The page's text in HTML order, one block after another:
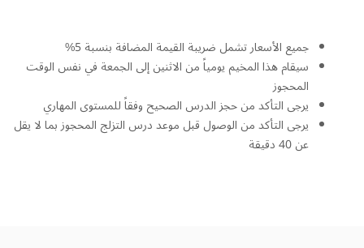
جميع الأسعار تشمل ضريبة القيمة المضافة بنسبة 5%
سيقام هذا المخيم يومياً من الاثنين إلى الجمعة في نفس الوقت
المحجوز
يرجى التأكد من حجز الدرس الصحيح وفقاً للمستوى المهاري
يرجى التأكد من الوصول قبل موعد درس التزلج المحجوز بما لا يقل
عن 40 دقيقة